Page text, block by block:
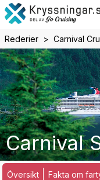
Rederier Carnival
Carnival
Översikt Fakta om